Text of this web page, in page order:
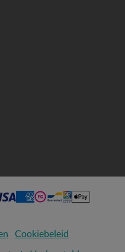
Cookiebeleid